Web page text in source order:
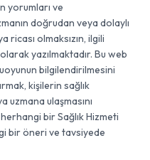
yorumları ve
doğrudan veya dolaylı
olmaksızın, ilgili
yazılmaktadır. Bu web
bilgilendirilmesini
kişilerin sağlık
ulaşmasını
herhangi bir Sağlık Hizmeti
bir öneri ve tavsiyede